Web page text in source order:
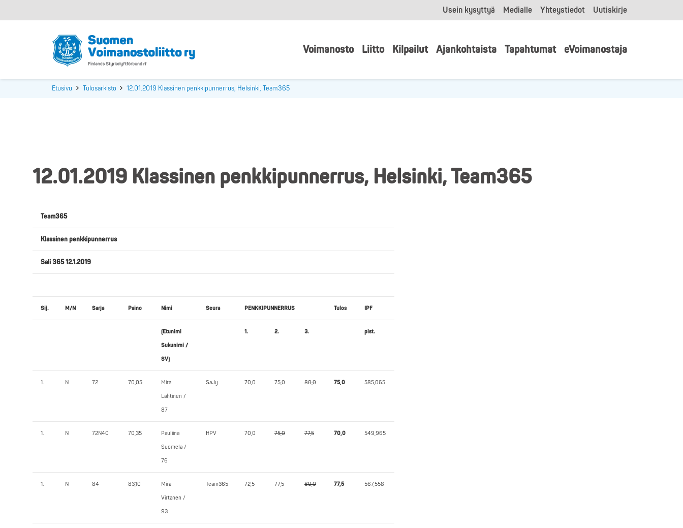
Usein kysyttyä Medialle Yhteystiedot Uutiskirje
Voimanosto Liitto Kilpailut Ajankohtaista Tapahtumat eVoimanostaja
Etusivu Tulosarkisto 12.01.2019 Klassinen penkkipunnerrus, Helsinki, Team365
12.01.2019 Klassinen penkkipunnerrus, Helsinki, Team365
Team365
Klassinen penkkipunnerrus
Sali 365 12.1.2019
Sij. M/N Sarja Paino Nimi Seura PENKKIPUNNERRUS Tulos IPF
(Etunimi
Sukunimi /
SV)
1. 2. 3. pist.
1. N 72 70,05 Mira
Lahtinen /
87
SaJy 70,0 75,0 80,0 75,0 585,065
1. N 72N40 70,35 Pauliina
Suomela /
76
HPV 70,0 75,0 77,5 70,0 549,965
1. N 84 83,10 Mira
Virtanen /
93
Team365 72,5 77,5 80,0 77,5 567,558